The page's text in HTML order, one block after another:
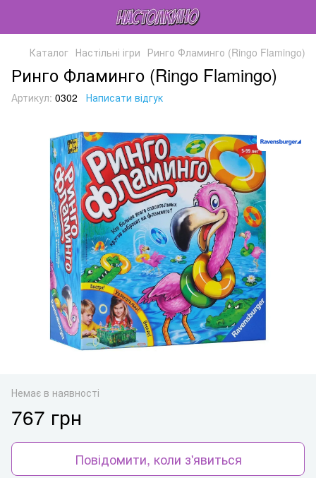
Каталог Настільні ігри Ринго Фламинго (Ringo Flamingo)
Ринго Фламинго (Ringo Flamingo)
Артикул: 0302 Написати відгук
Немає в наявності
767 грн
Повідомити, коли з'явиться